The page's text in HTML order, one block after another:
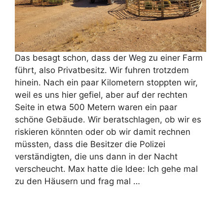
Das besagt schon, dass der Weg zu einer Farm
führt, also Privatbesitz. Wir fuhren trotzdem
hinein. Nach ein paar Kilometern stoppten wir,
weil es uns hier gefiel, aber auf der rechten
Seite in etwa 500 Metern waren ein paar
schöne Gebäude. Wir beratschlagen, ob wir es
riskieren könnten oder ob wir damit rechnen
müssten, dass die Besitzer die Polizei
verständigten, die uns dann in der Nacht
verscheucht. Max hatte die Idee: Ich gehe mal
zu den Häusern und frag mal …